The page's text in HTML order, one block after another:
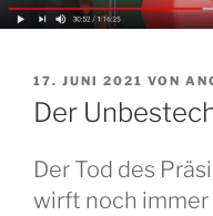
VERÖFFENTLICHT
AM
17. JUNI 2021 VON
Der
Der Tod des
wirft noch immer